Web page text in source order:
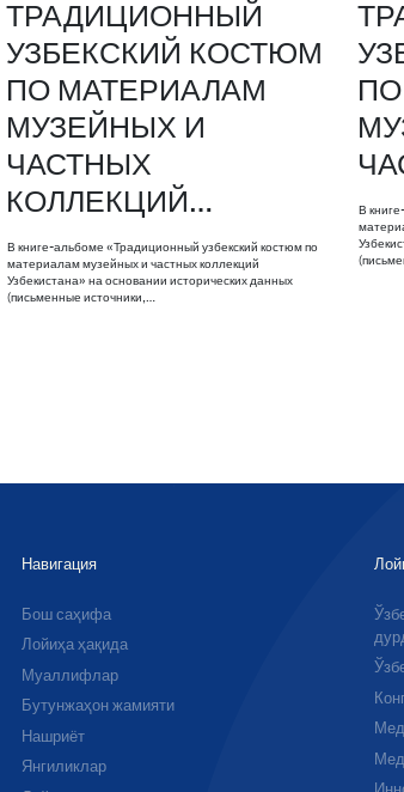
ТРАДИЦИОННЫЙ
УЗБЕКСКИЙ КОСТЮМ
ПО МАТЕРИАЛАМ
МУЗЕЙНЫХ И
ЧАСТНЫХ
КОЛЛЕКЦИЙ…
В книге-альбоме «Традиционный узбекский костюм по
материалам музейных и частных коллекций
Узбекистана» на основании исторических данных
(письменные источники,…
В
Навигация
Бош саҳифа
Лойиҳа ҳақида
Муаллифлар
Бутунжаҳон жамияти
Нашриёт
Янгиликлар